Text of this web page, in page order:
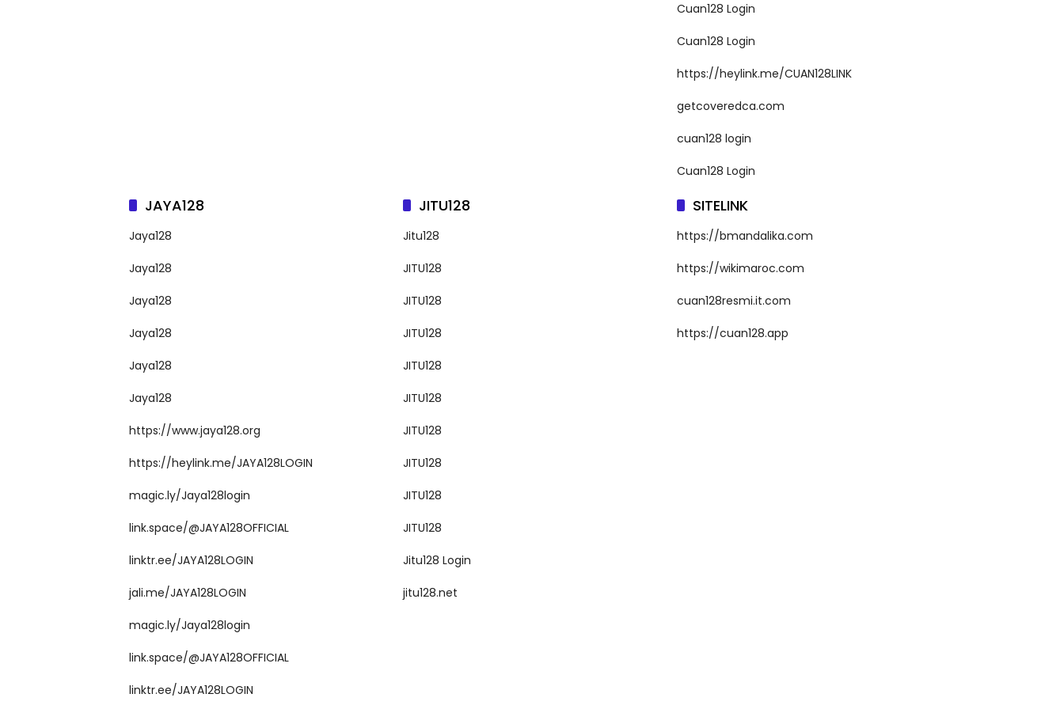
Cuan128 Login
Cuan128 Login
https://heylink.me/CUAN128LINK
getcoveredca.com
cuan128 login
Cuan128 Login
JAYA128
Jaya128
Jaya128
Jaya128
Jaya128
Jaya128
Jaya128
https://www.jaya128.org
https://heylink.me/JAYA128LOGIN
magic.ly/Jaya128login
link.space/@JAYA128OFFICIAL
linktr.ee/JAYA128LOGIN
jali.me/JAYA128LOGIN
magic.ly/Jaya128login
link.space/@JAYA128OFFICIAL
linktr.ee/JAYA128LOGIN
JITU128
Jitu128
JITU128
JITU128
JITU128
JITU128
JITU128
JITU128
JITU128
JITU128
JITU128
Jitu128 Login
jitu128.net
SITELINK
https://bmandalika.com
https://wikimaroc.com
cuan128resmi.it.com
https://cuan128.app